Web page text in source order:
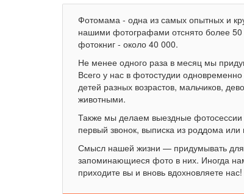
Фотомама - одна из самых опытных и
нашими фотографами отснято более
фотокниг - около 40 000.
Не менее одного раза в месяц мы
Всего у нас в фотостудии
детей разных возрастов, мальчиков,
животными.
Также мы делаем выездные
первый звонок, выписка из роддома или
Смысл нашей жизни — придумывать для
запоминающиеся фото в них. Иногда
приходите вы и вновь вдохновляете нас!